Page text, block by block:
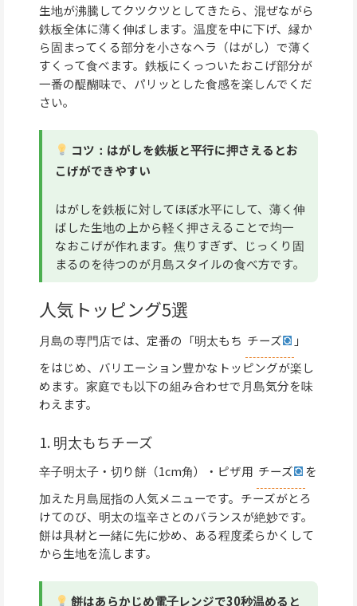
生地が沸騰してクツクツとしてきたら、混ぜながら
鉄板全体に薄く伸ばします。温度を中に下げ、縁か
ら固まってくる部分を小さなヘラ（はがし）で薄く
すくって食べます。鉄板にくっついたおこげ部分が
一番の醍醐味で、パリッとした食感を楽しんでくだ
さい。
コツ：はがしを鉄板と平行に押さえるとお
こげができやすい
はがしを鉄板に対してほぼ水平にして、薄く伸
ばした生地の上から軽く押さえることで均一
なおこげが作れます。焦りすぎず、じっくり固
まるのを待つのが月島スタイルの食べ方です。
人気トッピング5選
月島の専門店では、定番の「明太もち チーズ
」
をはじめ、バリエーション豊かなトッピングが楽し
めます。家庭でも以下の組み合わせで月島気分を味
わえます。
1. 明太もちチーズ
辛子明太子・切り餅（1cm角）・ピザ用 チーズ
を
加えた月島屈指の人気メニューです。チーズがとろ
けてのび、明太の塩辛さとのバランスが絶妙です。
餅は具材と一緒に先に炒め、ある程度柔らかくして
から生地を流します。
餅はあらかじめ電子レンジで30秒温めると